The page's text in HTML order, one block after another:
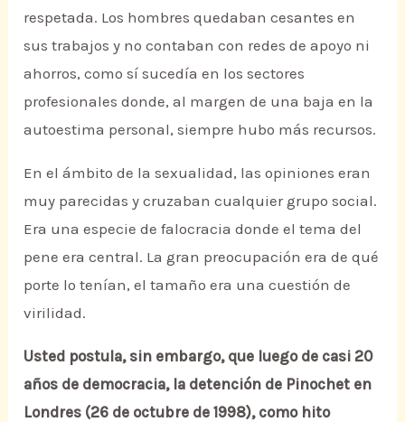
respetada. Los hombres quedaban cesantes en
sus trabajos y no contaban con redes de apoyo ni
ahorros, como sí sucedía en los sectores
profesionales donde, al margen de una baja en la
autoestima personal, siempre hubo más recursos.
En el ámbito de la sexualidad, las opiniones eran
muy parecidas y cruzaban cualquier grupo social.
Era una especie de falocracia donde el tema del
pene era central. La gran preocupación era de qué
porte lo tenían, el tamaño era una cuestión de
virilidad.
Usted postula, sin embargo, que luego de casi 20
años de democracia, la detención de Pinochet en
Londres (26 de octubre de 1998), como hito